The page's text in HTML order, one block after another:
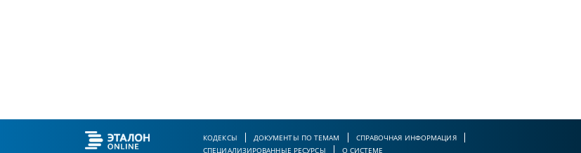
КОДЕКСЫ ДОКУМЕНТЫ ПО ТЕМАМ
СПРАВОЧНАЯ ИНФОРМАЦИЯ
СПЕЦИАЛИЗИРОВАННЫЕ РЕСУРСЫ
О СИСТЕМЕ